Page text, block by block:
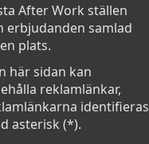
After Work ställen
erbjudanden samlad
plats.
här sidan kan
reklamlänkar,
identifieras
asterisk (*).